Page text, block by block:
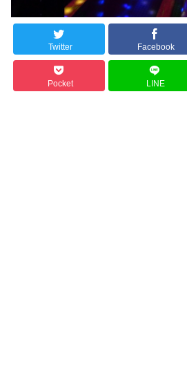
Twitter Facebook
Pocket LINE